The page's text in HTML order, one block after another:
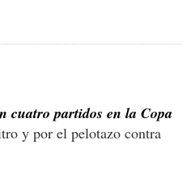
cuatro partidos en la Copa
y por el pelotazo contra